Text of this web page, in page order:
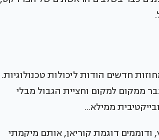
חדשים הודות ליכולות טכנולוגיות.
ממקום למקום וחציית הגבול מבלי
ממילא...
דוגמת קוריאן, אותם מיקמתי